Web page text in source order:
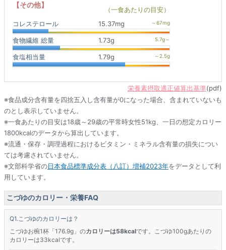
【その他】
（一食あたりの目安）
コレステロール
15.37mg
食物繊維 総量 1.73g
食塩相当量 1.79g
栄養素摂取適正値算出基準(pdf)
※食品成分含有量を四捨五入し含有量が0になった場合、含まれていないも
のとし表示していません。
※一食あたりの目安は18歳～29歳の平常時女性51kg、一日の想定カロリー
1800kcalのデータから算出しています。
※流通・保存・調理過程におけるビタミン・ミネラル含有量の損失につい
ては考慮されていません。
※文部科学省の日本食品標準成分表（八訂）増補2023年をデータとして利
用しています。
こづゆのカロリー・栄養FAQ
こづゆのカロリーは？
こづゆお椀1杯「176.9g」のカロリーは58kcalです。こづゆ100gあたりの
カロリーは33kcalです。